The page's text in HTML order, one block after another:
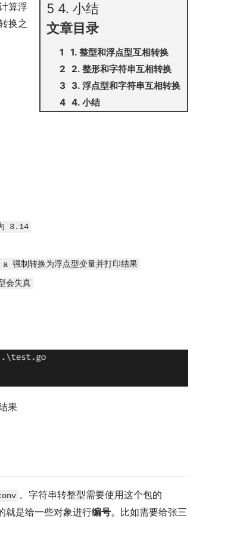
5 4. 小结
文章目录
1. 整型和浮点型互相转换
2. 整形和字符串互相转换
3. 浮点型和字符串互相转换
4. 小结
算浮
换之
3.14
强制转换为浮点型变量并打印结果
会失真
果
。字符串转整型需要使用这个包的
就是给一些对象进行编号。比如需要给张三